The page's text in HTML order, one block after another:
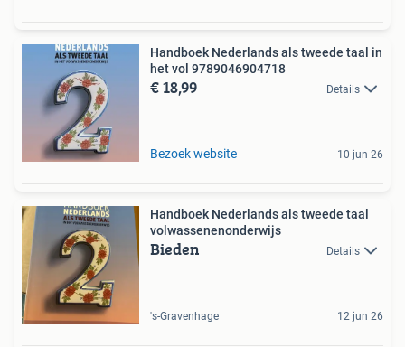
Handboek Nederlands als tweede taal in
het vol 9789046904718
€ 18,99 Details
Bezoek website 10 jun 26
Handboek Nederlands als tweede taal
volwassenenonderwijs
Bieden Details
's-Gravenhage 12 jun 26